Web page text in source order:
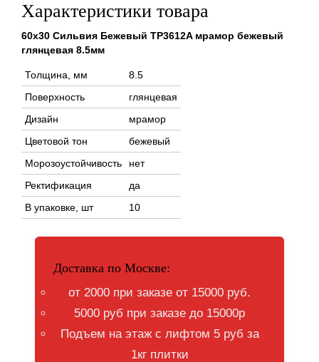
Характеристики товара
60x30 Сильвия Бежевый TP3612A мрамор бежевый
глянцевая 8.5мм
Толщина, мм
8.5
Поверхность
глянцевая
Дизайн
мрамор
Цветовой тон
бежевый
Морозоустойчивость
нет
Ректификация
да
В упаковке, шт
10
Доставка по Москве:
от 2000 при заказе от 15000 руб.
5000 руб при заказе до 15000р
Подъем на этаж с лифтом 5 руб за
1кг плитки